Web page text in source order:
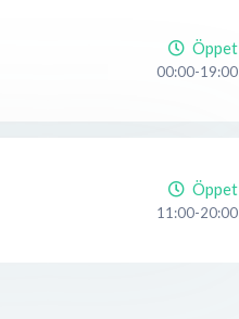
Öppet
00:00-19:00
Öppet
11:00-20:00